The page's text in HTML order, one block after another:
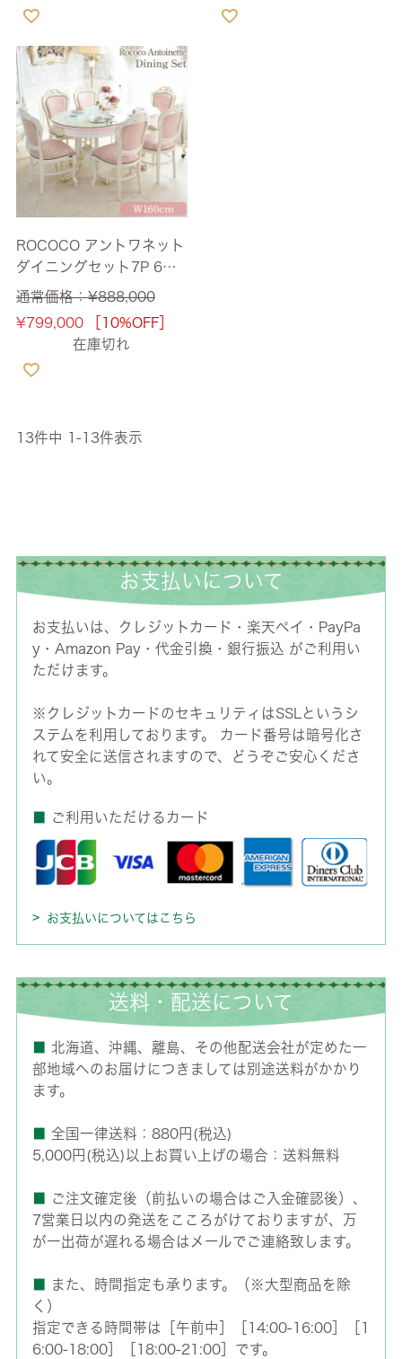
ROCOCO アントワネット
ダイニングセット7P 6人
掛け イタリア製チェア(ガ
【送料無料/設置サービス
通常価格：¥888,000
¥799,000
［10%OFF］
在庫切れ
13件中 1 -13件表示
お支払いについて
お支払いは、クレジットカード・楽天ペイ・PayPa
y・Amazon Pay・代金引換・銀行振込 がご利用い
ただけます。
※クレジットカードのセキュリティはSSLというシ
ステムを利用しております。 カード番号は暗号化さ
れて安全に送信されますので、どうぞご安心くださ
い。
ご利用いただけるカード
お支払いについてはこちら
送料・配送について
北海道、沖縄、離島、その他配送会社が定めた一
部地域へのお届けにつきましては別途送料がかかり
ます。
全国一律送料：880円(税込)
5,000円(税込)以上お買い上げの場合：送料無料
ご注文確定後（前払いの場合はご入金確認後）、
7営業日以内の発送をこころがけておりますが、万
が一出荷が遅れる場合はメールでご連絡致します。
また、時間指定も承ります。（※大型商品を除
く）
指定できる時間帯は［午前中］［14:00-16:00］［1
6:00-18:00］［18:00-21:00］です。